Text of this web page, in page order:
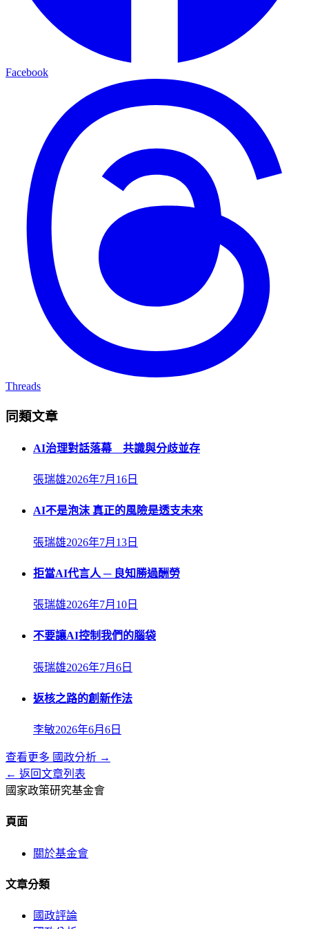
Facebook
Threads
同類文章
AI治理對話落幕 共識與分歧並存
張瑞雄2026年7月16日
AI不是泡沫 真正的風險是透支未來
張瑞雄2026年7月13日
拒當AI代言人 ─ 良知勝過酬勞
張瑞雄2026年7月10日
不要讓AI控制我們的腦袋
張瑞雄2026年7月6日
返核之路的創新作法
李敏2026年6月6日
查看更多 國政分析 →
← 返回文章列表
國家政策研究基金會
頁面
關於基金會
文章分類
國政評論